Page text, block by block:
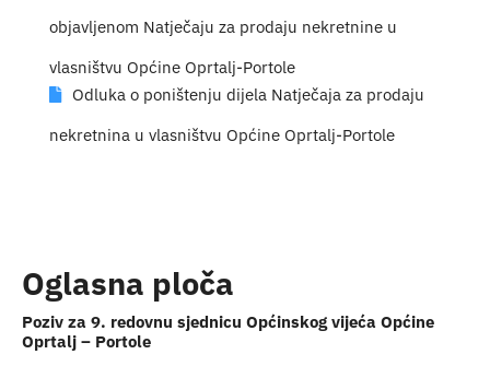
objavljenom Natječaju za prodaju nekretnine u
vlasništvu Općine Oprtalj-Portole
Odluka o poništenju dijela Natječaja za prodaju
nekretnina u vlasništvu Općine Oprtalj-Portole
Oglasna ploča
Poziv za 9. redovnu sjednicu Općinskog vijeća Općine
Oprtalj – Portole